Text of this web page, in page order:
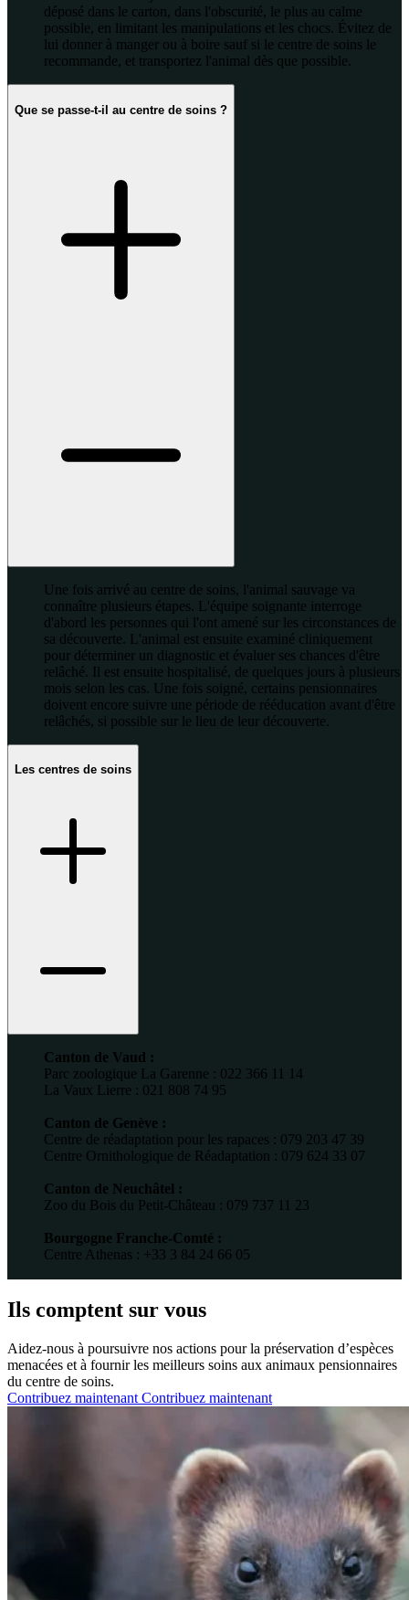
déposé dans le carton, dans l'obscurité, le plus au calme
possible, en limitant les manipulations et les chocs. Évitez de
lui donner à manger ou à boire sauf si le centre de soins le
recommande, et transportez l'animal dès que possible.
Que se passe-t-il au centre de soins ?
Une fois arrivé au centre de soins, l'animal sauvage va
connaître plusieurs étapes. L'équipe soignante interroge
d'abord les personnes qui l'ont amené sur les circonstances de
sa découverte. L'animal est ensuite examiné cliniquement
pour déterminer un diagnostic et évaluer ses chances d'être
relâché. Il est ensuite hospitalisé, de quelques jours à plusieurs
mois selon les cas. Une fois soigné, certains pensionnaires
doivent encore suivre une période de rééducation avant d'être
relâchés, si possible sur le lieu de leur découverte.
Les centres de soins
Canton de Vaud :
Parc zoologique La Garenne : 022 366 11 14
La Vaux Lierre : 021 808 74 95
Canton de Genève :
Centre de réadaptation pour les rapaces : 079 203 47 39
Centre Ornithologique de Réadaptation : 079 624 33 07
Canton de Neuchâtel :
Zoo du Bois du Petit-Château : 079 737 11 23
Bourgogne Franche-Comté :
Centre Athenas : +33 3 84 24 66 05
Ils comptent sur vous
Aidez-nous à poursuivre nos actions pour la préservation d’espèces
menacées et à fournir les meilleurs soins aux animaux pensionnaires
du centre de soins.
Contribuez maintenant Contribuez maintenant